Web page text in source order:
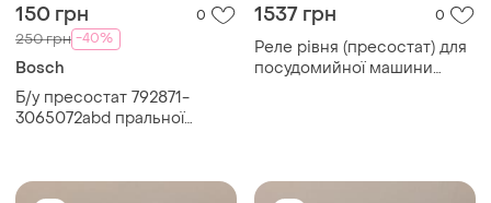
150 грн 0
250 грн -40%
Bosch
Б/у пресостат 792871-
3065072abd пральної
1537 грн 0
Реле рівня (пресостат) для
посудомийної машини